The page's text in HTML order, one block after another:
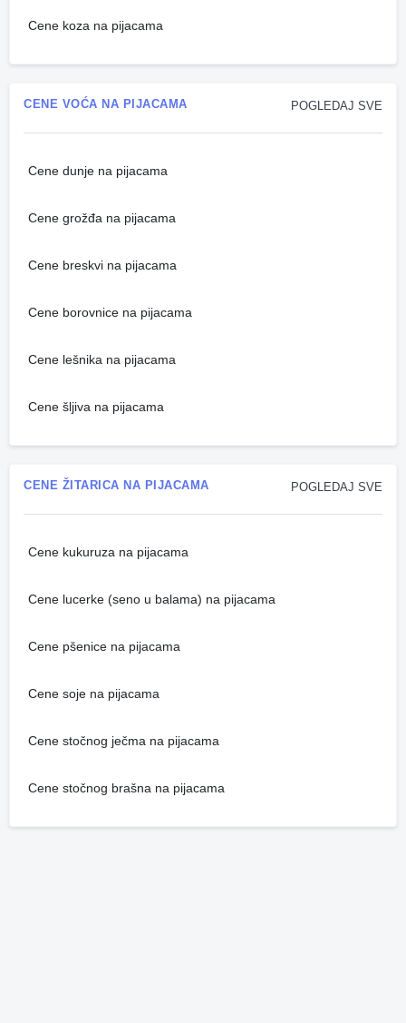
Cene koza na pijacama
POGLEDAJ SVE
CENE VOĆA NA PIJACAMA
Cene dunje na pijacama
Cene grožđa na pijacama
Cene breskvi na pijacama
Cene borovnice na pijacama
Cene lešnika na pijacama
Cene šljiva na pijacama
POGLEDAJ SVE
CENE ŽITARICA NA PIJACAMA
Cene kukuruza na pijacama
Cene lucerke (seno u balama) na pijacama
Cene pšenice na pijacama
Cene soje na pijacama
Cene stočnog ječma na pijacama
Cene stočnog brašna na pijacama